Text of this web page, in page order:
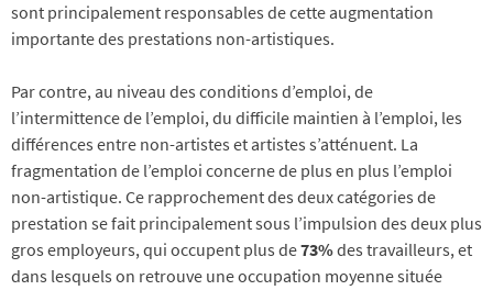
sont principalement responsables de cette augmentation
importante des prestations non-artistiques.
Par contre, au niveau des conditions d’emploi, de
l’intermittence de l’emploi, du difficile maintien à l’emploi, les
différences entre non-artistes et artistes s’atténuent. La
fragmentation de l’emploi concerne de plus en plus l’emploi
non-artistique. Ce rapprochement des deux catégories de
prestation se fait principalement sous l’impulsion des deux plus
gros employeurs, qui occupent plus de73%des travailleurs, et
dans lesquels on retrouve une occupation moyenne située